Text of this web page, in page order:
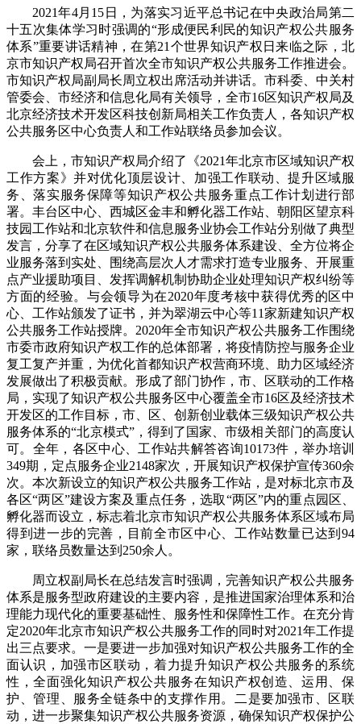
2021年4月15日，为落实习近平总书记在中央政治局第二
十五次集体学习时强调的“形成便民利民的知识产权公共服务
体系”重要讲话精神，在第21个世界知识产权日来临之际，北
京市知识产权局召开首次全市知识产权公共服务工作推进会。
市知识产权局副局长周立权出席活动并讲话。市科委、中关村
管委会、市经济和信息化局有关领导，全市16区知识产权局及
北京经济技术开发区科技创新局相关工作负责人，各知识产权
公共服务区中心负责人和工作站联络员参加会议。
会上，市知识产权局介绍了《2021年北京市区域知识产权
工作方案》并对优化顶层设计、加强工作联动、提升区域服
务、落实服务保障等知识产权公共服务重点工作计划进行部
署。丰台区中心、西城区金丰和孵化器工作站、朝阳区望京科
技园工作站和北京软件和信息服务业协会工作站分别做了典型
发言，分享了在区域知识产权公共服务体系建设、全方位将企
业服务落到实处、围绕高层次人才需求打造专业服务、开展重
点产业援助项目、发挥调解机制协助企业处理知识产权纠纷等
方面的经验。与会领导为在2020年度考核中获得优秀的区中
心、工作站颁发了证书，并为翠湖云中心等11家新建知识产权
公共服务工作站授牌。2020年全市知识产权公共服务工作围绕
市委市政府知识产权工作的总体部署，将疫情防控与服务企业
复工复产并重，为优化首都知识产权营商环境、助力区域经济
发展做出了积极贡献。形成了部门协作，市、区联动的工作格
局，实现了知识产权公共服务区中心覆盖全市16区及经济技术
开发区的工作目标，市、区、创新创业载体三级知识产权公共
服务体系的“北京模式”，得到了国家、市级相关部门的高度认
可。全年，各区中心、工作站共解答咨询10173件，举办培训
349期，定点服务企业2148家次，开展知识产权保护宣传360余
次。本次新设立的知识产权公共服务工作站，是对标北京市及
各区“两区”建设方案及重点任务，选取“两区”内的重点园区、
孵化器而设立，标志着北京市知识产权公共服务体系区域布局
得到进一步的完善，目前全市区中心、工作站数量已达到94
家，联络员数量达到250余人。
周立权副局长在总结发言时强调，完善知识产权公共服务
体系是服务型政府建设的主要内容，是推进国家治理体系和治
理能力现代化的重要基础性、服务性和保障性工作。在充分肯
定2020年北京市知识产权公共服务工作的同时对2021年工作提
出三点要求。一是要进一步加强对知识产权公共服务工作的全
面认识，加强市区联动，着力提升知识产权公共服务的系统
性，全面强化知识产权公共服务在知识产权创造、运用、保
护、管理、服务全链条中的支撑作用。二是要加强市、区联
动，进一步聚集知识产权公共服务资源，确保知识产权保护公